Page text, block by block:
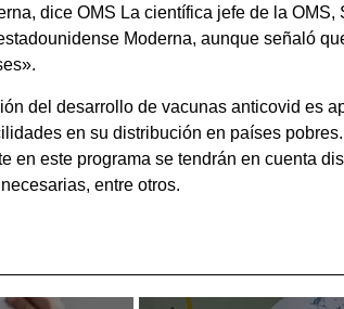
dice OMS La científica jefe de la OMS,
Moderna, aunque señaló
del desarrollo de vacunas anticovid es
en su distribución en países
este programa se tendrán en cuenta
entre otros.